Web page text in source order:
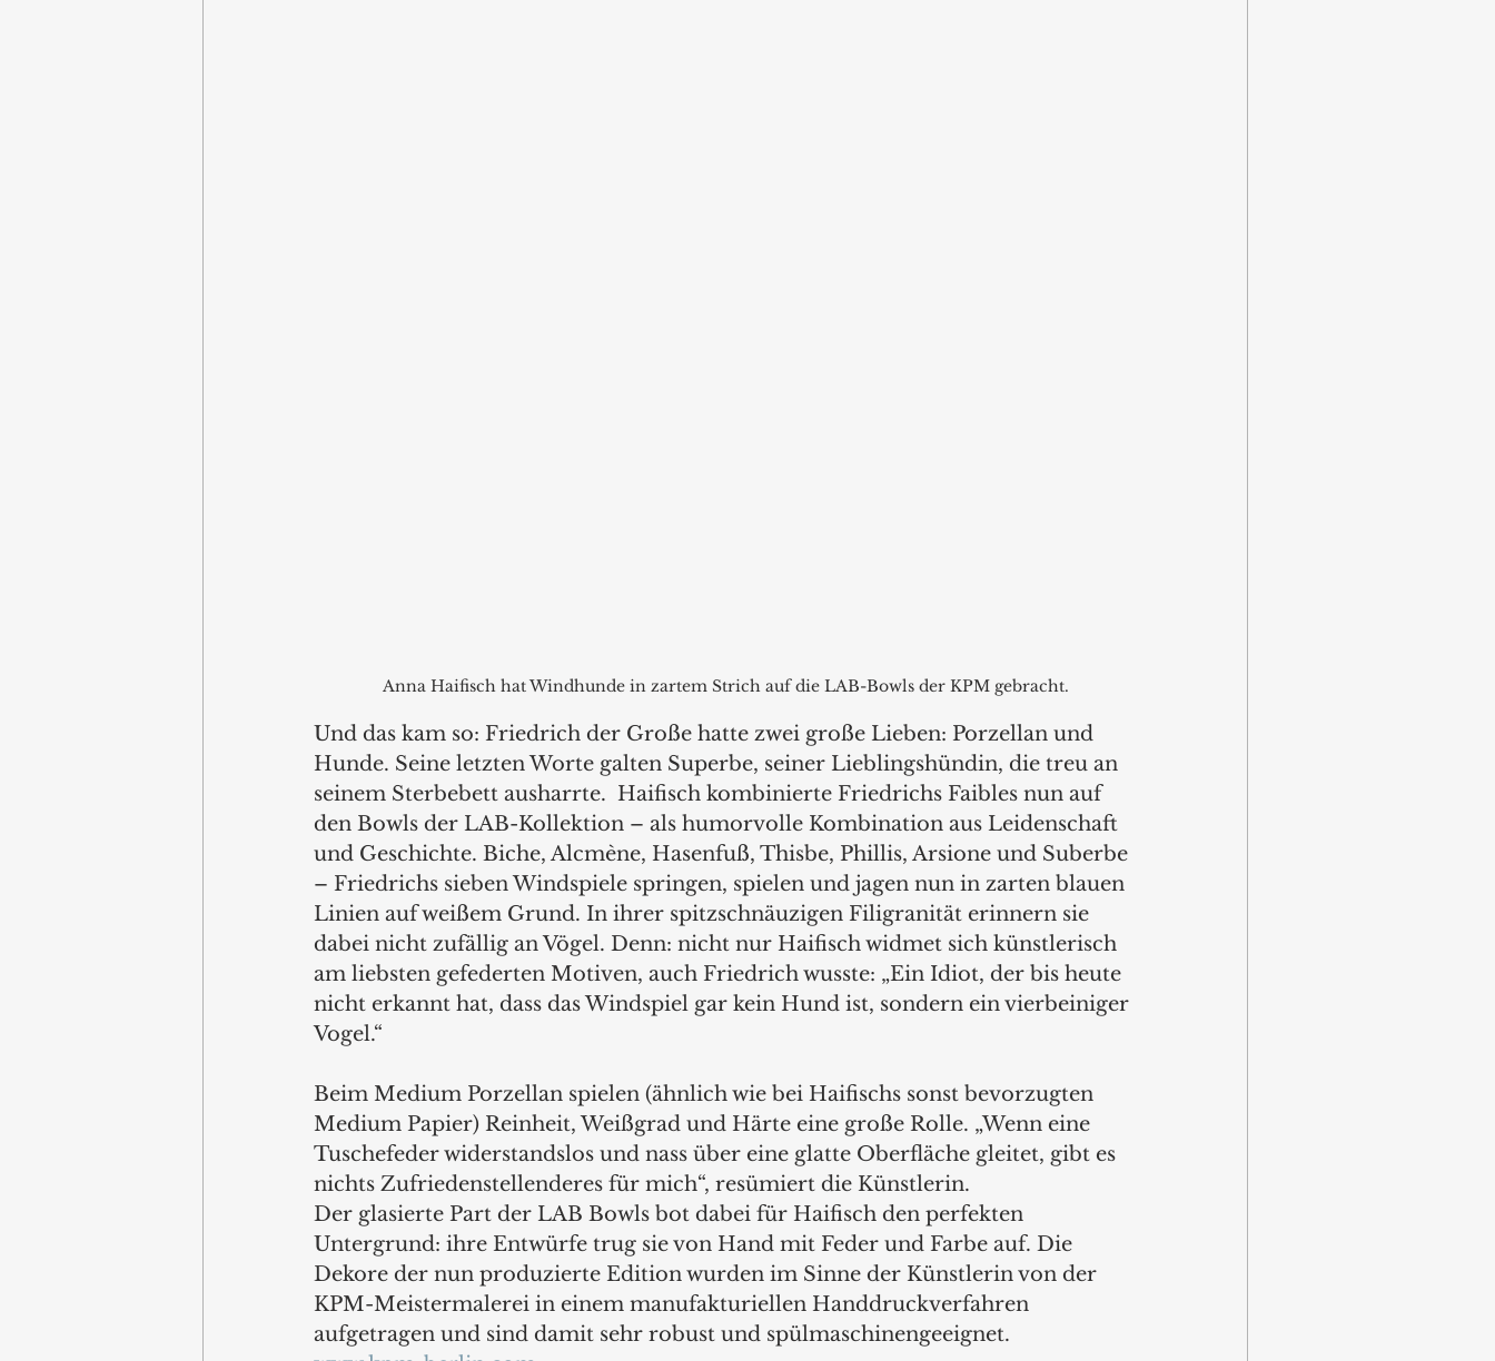
Anna Haifisch hat Windhunde in zartem Strich auf die LAB-Bowls der KPM gebracht.
Und das kam so: Friedrich der Große hatte zwei große Lieben: Porzellan und
Hunde. Seine letzten Worte galten Superbe, seiner Lieblingshündin, die treu an
seinem Sterbebett ausharrte.  Haifisch kombinierte Friedrichs Faibles nun auf
den Bowls der LAB-Kollektion – als humorvolle Kombination aus Leidenschaft
und Geschichte. Biche, Alcmène, Hasenfuß, Thisbe, Phillis, Arsione und Suberbe
– Friedrichs sieben Windspiele springen, spielen und jagen nun in zarten blauen
Linien auf weißem Grund. In ihrer spitzschnäuzigen Filigranität erinnern sie
dabei nicht zufällig an Vögel. Denn: nicht nur Haifisch widmet sich künstlerisch
am liebsten gefederten Motiven, auch Friedrich wusste: „Ein Idiot, der bis heute
nicht erkannt hat, dass das Windspiel gar kein Hund ist, sondern ein vierbeiniger
Vogel.“
Beim Medium Porzellan spielen (ähnlich wie bei Haifischs sonst bevorzugten
Medium Papier) Reinheit, Weißgrad und Härte eine große Rolle. „Wenn eine
Tuschefeder widerstandslos und nass über eine glatte Oberfläche gleitet, gibt es
nichts Zufriedenstellenderes für mich“, resümiert die Künstlerin.
Der glasierte Part der LAB Bowls bot dabei für Haifisch den perfekten
Untergrund: ihre Entwürfe trug sie von Hand mit Feder und Farbe auf. Die
Dekore der nun produzierte Edition wurden im Sinne der Künstlerin von der
KPM-Meistermalerei in einem manufakturiellen Handdruckverfahren
aufgetragen und sind damit sehr robust und spülmaschinengeeignet.